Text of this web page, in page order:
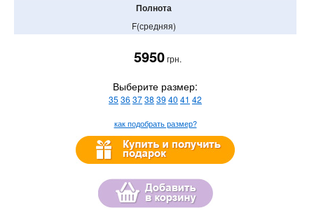
Полнота
F(средняя)
5950грн.
Выберите размер:
35 36 3738 39 40 41 42
как подобрать размер?